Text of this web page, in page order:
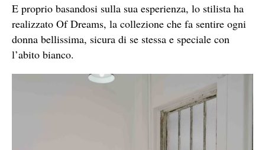
E proprio basandosi sulla sua esperienza, lo stilista ha
realizzato Of Dreams, la collezione che fa sentire ogni
donna bellissima, sicura di se stessa e speciale con
l’abito bianco.